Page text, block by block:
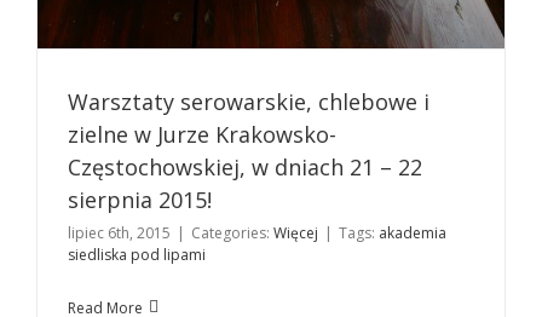
Warsztaty serowarskie, chlebowe i
zielne w Jurze Krakowsko-
Częstochowskiej, w dniach 21 – 22
sierpnia 2015!
lipiec 6th, 2015 | Categories: Więcej | Tags: akademia
siedliska pod lipami
Read More
Warsztaty Serowarskie, Chlebowe i Zielne na